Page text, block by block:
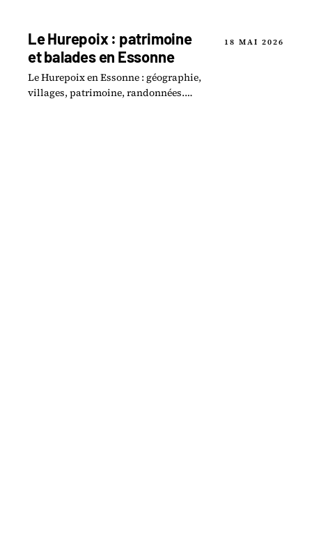
Le Hurepoix : patrimoine
et balades en Essonne
Le Hurepoix en Essonne : géographie,
villages, patrimoine, randonnées.
18 MAI 2026